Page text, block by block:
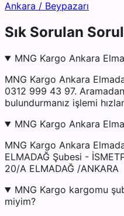
Ankara / Beypazarı
Sık Sorulan
MNG Kargo Ankara
MNG Kargo Ankara
0312 999 43 97.
bulundurmanız işlemi
MNG Kargo Ankara
MNG Kargo Ankara
ELMADAĞ Şubesi -
20/A ELMADAĞ /ANKARA
MNG Kargo kargomu
miyim?